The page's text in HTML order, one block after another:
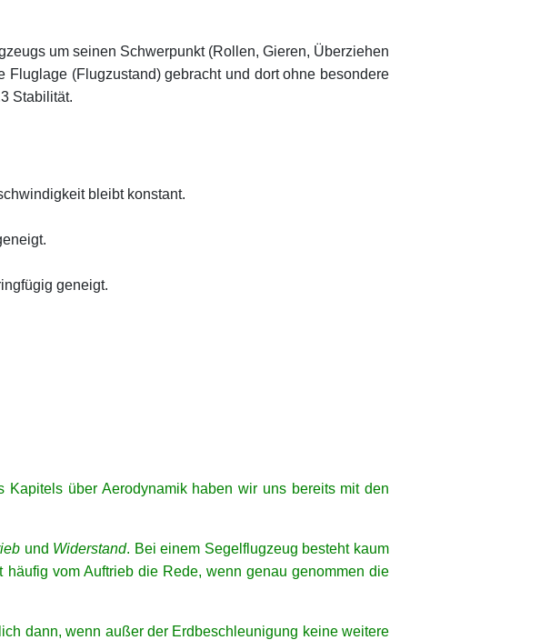
um seinen Schwerpunkt (Rollen, Gieren, Überziehen
(Flugzustand) gebracht und dort ohne besondere
Stabilität.
bleibt konstant.
geneigt.
über Aerodynamik haben wir uns bereits mit den
und Widerstand. Bei einem Segelflugzeug besteht kaum
vom Auftrieb die Rede, wenn genau genommen die
dann, wenn außer der Erdbeschleunigung keine weitere